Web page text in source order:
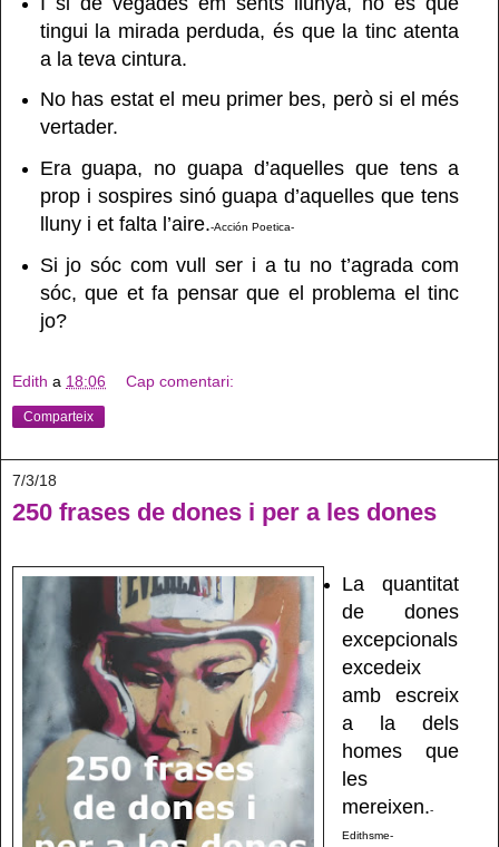
tingui la mirada perduda, és que la tinc atenta
a la teva cintura.
No has estat el meu primer bes, però si el més
vertader.
Era guapa, no guapa d’aquelles que tens a
prop i sospires sinó guapa d’aquelles que tens
lluny i et falta l’aire.-Acción Poetica-
Si jo sóc com vull ser i a tu no t’agrada com
sóc, que et fa pensar que el problema el tinc
jo?
Edith a 18:06 Cap comentari:
Comparteix
7/3/18
250 frases de dones i per a les dones
La quantitat
de dones
excepcionals
excedeix
amb escreix
a la dels
homes que
les
mereixen.-
Edithsme-